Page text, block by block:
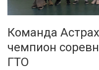
Команда
чемпион
ГТО